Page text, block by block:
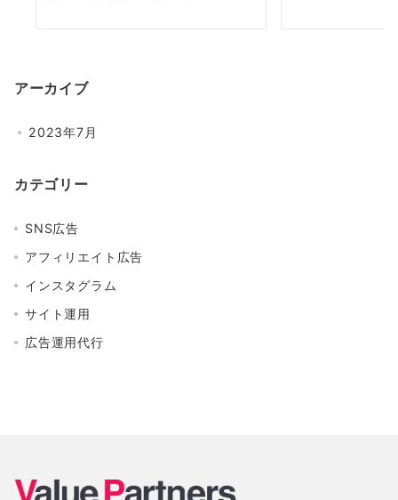
アーカイブ
2023年7月
カテゴリー
SNS広告
アフィリエイト広告
インスタグラム
サイト運用
広告運用代行